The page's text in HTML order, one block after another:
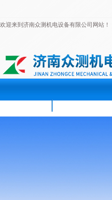
欢迎来到济南众测机电设备有限公司网站！